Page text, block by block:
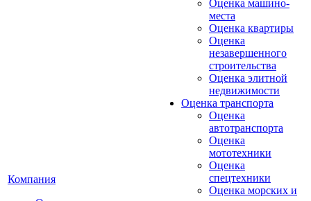
Компания
Оценка машино-
места
Оценка квартиры
Оценка
незавершенного
строительства
Оценка элитной
недвижимости
Оценка транспорта
Оценка
автотранспорта
Оценка
мототехники
Оценка
спецтехники
Оценка морских и